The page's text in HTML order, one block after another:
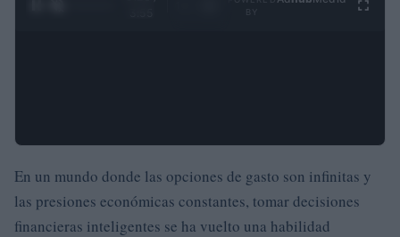
En un mundo donde las opciones de gasto son infinitas y
las presiones económicas constantes, tomar decisiones
financieras inteligentes se ha vuelto una habilidad